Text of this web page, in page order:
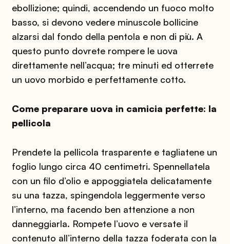
ebollizione; quindi, accendendo un fuoco molto
basso, si devono vedere minuscole bollicine
alzarsi dal fondo della pentola e non di più. A
questo punto dovrete rompere le uova
direttamente nell’acqua; tre minuti ed otterrete
un uovo morbido e perfettamente cotto.
Come preparare uova in camicia perfette: la
pellicola
Prendete la pellicola trasparente e tagliatene un
foglio lungo circa 40 centimetri. Spennellatela
con un filo d’olio e appoggiatela delicatamente
su una tazza, spingendola leggermente verso
l’interno, ma facendo ben attenzione a non
danneggiarla. Rompete l’uovo e versate il
contenuto all’interno della tazza foderata con la